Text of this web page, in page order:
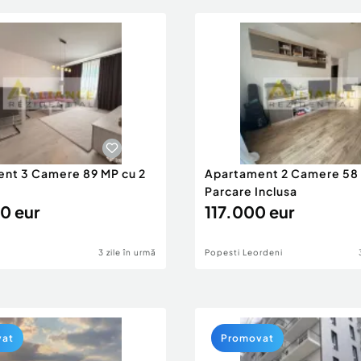
3 Camere 89 MP cu 2
eur
3 zile în urmă
Apartament 2 Camere 58
Parcare Inclusa
117.000 eur
Popesti Leordeni
Promovat